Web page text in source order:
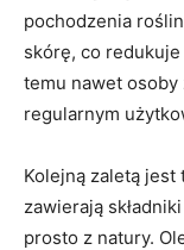
pochodzenia
skórę, co
‌temu nawet osoby
regularnym
Kolejną ⁢zaletą⁤
zawierają
prosto z natury.